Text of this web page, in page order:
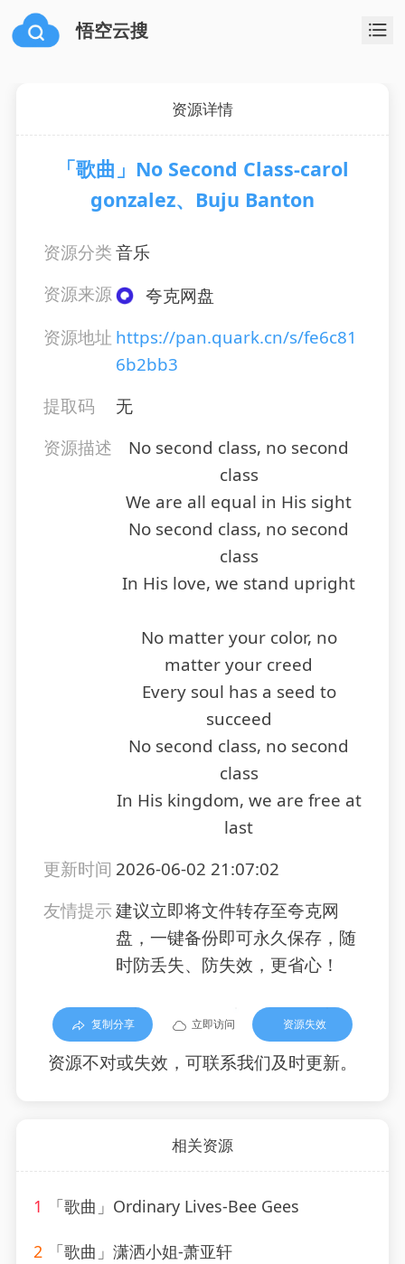
悟空云搜
资源详情
「歌曲」No Second Class-carol
gonzalez、Buju Banton
资源分类音乐
资源来源
夸克网盘
资源地址 https://pan.quark.cn/s/fe6c81
6b2bb3
提取码
无
资源描述
No second class, no second
class
We are all equal in His sight
No second class, no second
class
In His love, we stand upright
No matter your color, no
matter your creed
Every soul has a seed to
succeed
No second class, no second
class
In His kingdom, we are free at
last
更新时间 2026-06-02 21:07:02
友情提示建议立即将文件转存至夸克网
盘，一键备份即可永久保存，随
时防丢失、防失效，更省心！
复制分享 立即访问 资源失效
资源不对或失效，可联系我们及时更新。
相关资源
1 「歌曲」Ordinary Lives-Bee Gees
2 「歌曲」潇洒小姐-萧亚轩